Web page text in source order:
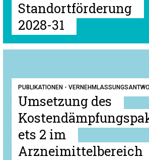
Standortförderung
2028-31
PUBLIKATIONEN -
Umsetzung des
ets 2 im
Arzneimittelbereich